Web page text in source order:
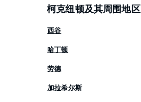
柯克纽顿及其周围地区
西谷
哈丁顿
劳德
加拉希尔斯